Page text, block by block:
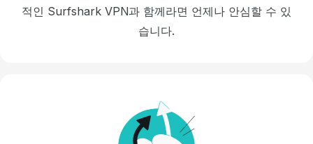
적인 Surfshark VPN과 함께라면 언제나 안심할 수 있
습니다.